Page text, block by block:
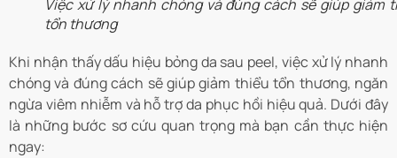
Việc xử lý nhanh chóng và đúng cách sẽ giúp giảm
tổn thương
Khi nhận thấy dấu hiệu bỏng da sau peel, việc xử lý nhanh
chóng và đúng cách sẽ giúp giảm thiểu tổn thương, ngăn
ngừa viêm nhiễm và hỗ trợ da phục hồi hiệu quả. Dưới đây
là những bước sơ cứu quan trọng mà bạn cần thực hiện
ngay: